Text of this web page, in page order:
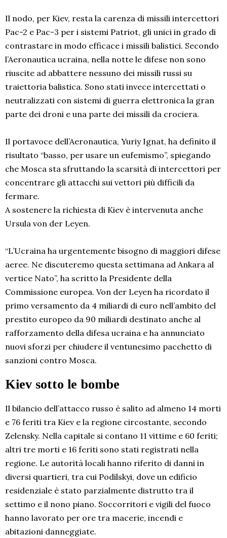
Il nodo, per Kiev, resta la carenza di missili intercettori
Pac-2 e Pac-3 per i sistemi Patriot, gli unici in grado di
contrastare in modo efficace i missili balistici. Secondo
l’Aeronautica ucraina, nella notte le difese non sono
riuscite ad abbattere nessuno dei missili russi su
traiettoria balistica. Sono stati invece intercettati o
neutralizzati con sistemi di guerra elettronica la gran
parte dei droni e una parte dei missili da crociera.
Il portavoce dell’Aeronautica, Yuriy Ignat, ha definito il
risultato “basso, per usare un eufemismo”, spiegando
che Mosca sta sfruttando la scarsità di intercettori per
concentrare gli attacchi sui vettori più difficili da
fermare.
A sostenere la richiesta di Kiev è intervenuta anche
Ursula von der Leyen.
“L’Ucraina ha urgentemente bisogno di maggiori difese
aeree. Ne discuteremo questa settimana ad Ankara al
vertice Nato”, ha scritto la Presidente della
Commissione europea. Von der Leyen ha ricordato il
primo versamento da 4 miliardi di euro nell’ambito del
prestito europeo da 90 miliardi destinato anche al
rafforzamento della difesa ucraina e ha annunciato
nuovi sforzi per chiudere il ventunesimo pacchetto di
sanzioni contro Mosca.
Kiev sotto le bombe
Il bilancio dell’attacco russo è salito ad almeno 14 morti
e 76 feriti tra Kiev e la regione circostante, secondo
Zelensky. Nella capitale si contano 11 vittime e 60 feriti;
altri tre morti e 16 feriti sono stati registrati nella
regione. Le autorità locali hanno riferito di danni in
diversi quartieri, tra cui Podilskyi, dove un edificio
residenziale è stato parzialmente distrutto tra il
settimo e il nono piano. Soccorritori e vigili del fuoco
hanno lavorato per ore tra macerie, incendi e
abitazioni danneggiate.